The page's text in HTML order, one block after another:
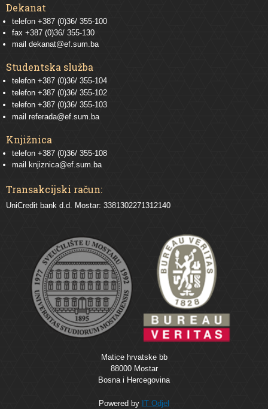
Dekanat
telefon +387 (0)36/ 355-100
fax +387 (0)36/ 355-130
mail dekanat@ef.sum.ba
Studentska služba
telefon +387 (0)36/ 355-104
telefon +387 (0)36/ 355-102
telefon +387 (0)36/ 355-103
mail referada@ef.sum.ba
Knjižnica
telefon +387 (0)36/ 355-108
mail
knjiznica@ef.sum.ba
Transakcijski račun:
UniCredit bank d.d. Mostar: 3381302271312140
Matice hrvatske bb
88000 Mostar
Bosna i Hercegovina
Powered by IT Odjel